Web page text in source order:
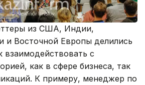
из США, Индии,
и Восточной Европы делились
взаимодействовать с
как в сфере бизнеса, так
К примеру, менеджер по